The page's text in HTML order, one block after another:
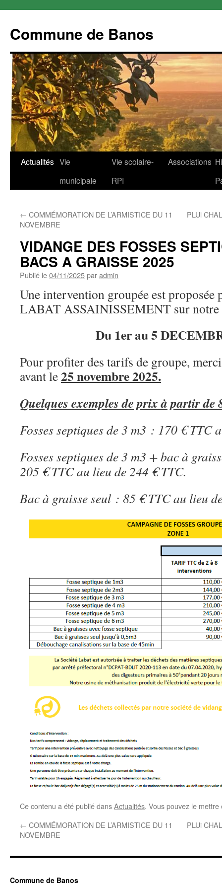
Commune de Banos
Aller
Actualités Vie
municipale
Vie scolaire-
RPI
Associations
← COMMÉMORATION DE L’ARMISTICE DU 11
NOVEMBRE
PLUi
VIDANGE DES FOSSES
BACS A GRAISSE 2025
Publié le04/11/2025paradmin
Une intervention groupée est proposée
LABAT ASSAINISSEMENT sur notre
Du 1er au 5
Pour profiter des tarifs de groupe,
avant le25 novembre 2025.
Quelques exemples de prix à partir de
Fosses septiques de 3 m3 : 170 € TTC
Fosses septiques de 3 m3 + bac à
205 € TTC au lieu de 244 € TTC.
Bac à graisse seul : 85 € TTC au lieu
Ce contenu a été publié dansActualités. Vous pouvez le
← COMMÉMORATION DE L’ARMISTICE DU 11
NOVEMBRE
PLUi
Commune de Banos